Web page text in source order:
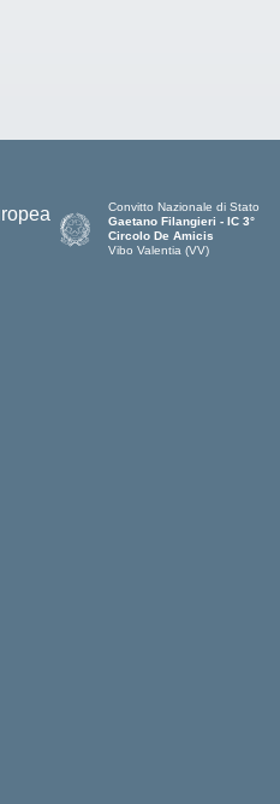
Convitto Nazionale di Stato
Gaetano Filangieri - IC 3°
Circolo De Amicis
Vibo Valentia (VV)